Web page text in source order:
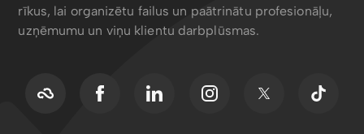
rīkus, lai organizētu failus un paātrinātu profesionāļu,
uzņēmumu un viņu klientu darbplūsmas.